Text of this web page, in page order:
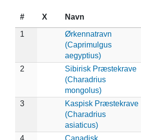
# X Navn
1
Ørkennatravn
(Caprimulgus
aegyptius)
2
Sibirisk Præstekrave
(Charadrius
mongolus)
3
Kaspisk Præstekrave
(Charadrius
asiaticus)
4
Canadisk